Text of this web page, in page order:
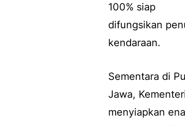
100% siap
difungsikan
kendaraan.
Sementara di
Jawa,
menyiapkan